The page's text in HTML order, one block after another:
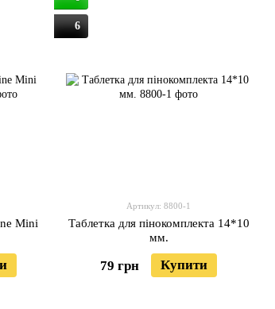
Mini
6
Артикул: 8800-1
Таблетка для пінокомплекта 14*10
мм.
79 грн Купити